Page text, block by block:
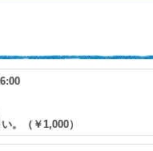
。（￥1,000）